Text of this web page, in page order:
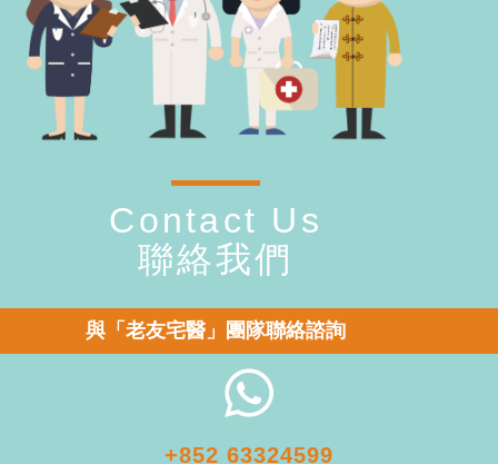
Contact Us
聯絡我們
與「老友宅醫」團隊聯絡諮詢
+852 63324599